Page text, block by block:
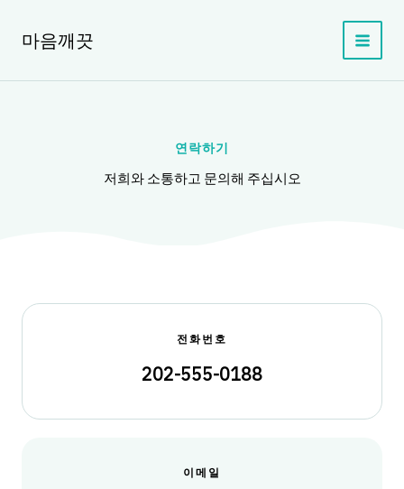
건
마음깨끗
연락하기
저희와 소통하고 문의해 주십시오
전화번호
202-555-0188
이메일